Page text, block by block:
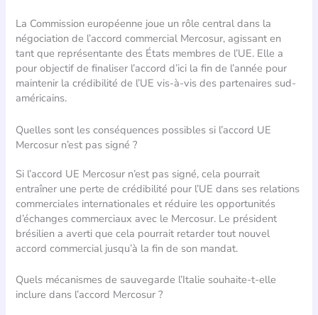
La Commission européenne joue un rôle central dans la
négociation de l’accord commercial Mercosur, agissant en
tant que représentante des États membres de l’UE. Elle a
pour objectif de finaliser l’accord d’ici la fin de l’année pour
maintenir la crédibilité de l’UE vis-à-vis des partenaires sud-
américains.
Quelles sont les conséquences possibles si l’accord UE
Mercosur n’est pas signé ?
Si l’accord UE Mercosur n’est pas signé, cela pourrait
entraîner une perte de crédibilité pour l’UE dans ses relations
commerciales internationales et réduire les opportunités
d’échanges commerciaux avec le Mercosur. Le président
brésilien a averti que cela pourrait retarder tout nouvel
accord commercial jusqu’à la fin de son mandat.
Quels mécanismes de sauvegarde l’Italie souhaite-t-elle
inclure dans l’accord Mercosur ?